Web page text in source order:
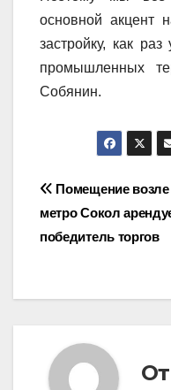
основной акцент
застройку, как
промышленных
Собянин.
по
Помещение возле
метро Сокол
победитель торгов
От